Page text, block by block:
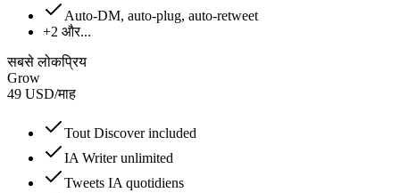
Auto-DM, auto-plug, auto-retweet
+2 और...
सबसे लोकप्रिय
Grow
49 USD/माह
Tout Discover included
IA Writer unlimited
Tweets IA quotidiens